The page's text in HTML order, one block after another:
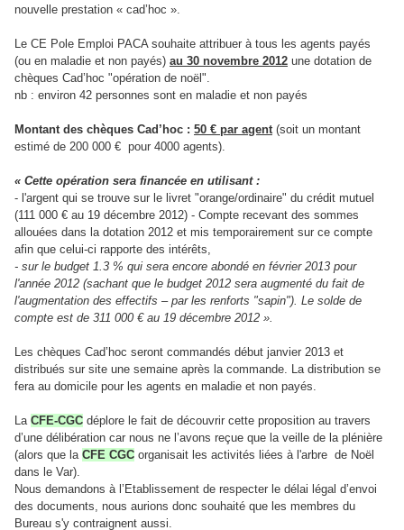
nouvelle prestation « cad’hoc ».
Le CE Pole Emploi PACA souhaite attribuer à tous les agents payés
(ou en maladie et non payés) au 30 novembre 2012 une dotation de
chèques Cad’hoc "opération de noël".
nb : environ 42 personnes sont en maladie et non payés
Montant des chèques Cad’hoc : 50 € par agent (soit un montant
estimé de 200 000 € pour 4000 agents).
« Cette opération sera financée en utilisant :
- l'argent qui se trouve sur le livret "orange/ordinaire" du crédit mutuel
(111 000 € au 19 décembre 2012) - Compte recevant des sommes
allouées dans la dotation 2012 et mis temporairement sur ce compte
afin que celui-ci rapporte des intérêts,
- sur le budget 1.3 % qui sera encore abondé en février 2013 pour
l'année 2012 (sachant que le budget 2012 sera augmenté du fait de
l'augmentation des effectifs – par les renforts "sapin"). Le solde de
compte est de 311 000 € au 19 décembre 2012 ».
Les chèques Cad’hoc seront commandés début janvier 2013 et
distribués sur site une semaine après la commande. La distribution se
fera au domicile pour les agents en maladie et non payés.
La CFE-CGC déplore le fait de découvrir cette proposition au travers
d’une délibération car nous ne l’avons reçue que la veille de la plénière
(alors que la CFE CGC organisait les activités liées à l'arbre de Noël
dans le Var).
Nous demandons à l’Etablissement de respecter le délai légal d’envoi
des documents, nous aurions donc souhaité que les membres du
Bureau s'y contraignent aussi.